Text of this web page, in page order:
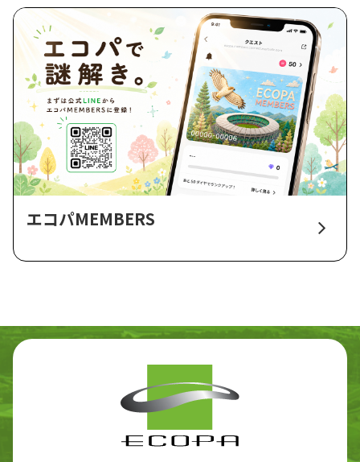
エコパMEMBERS